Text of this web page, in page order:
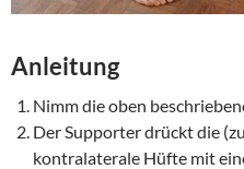
Anleitung
Nimm die oben
Der Supporter drückt die
kontralaterale Hüfte mit